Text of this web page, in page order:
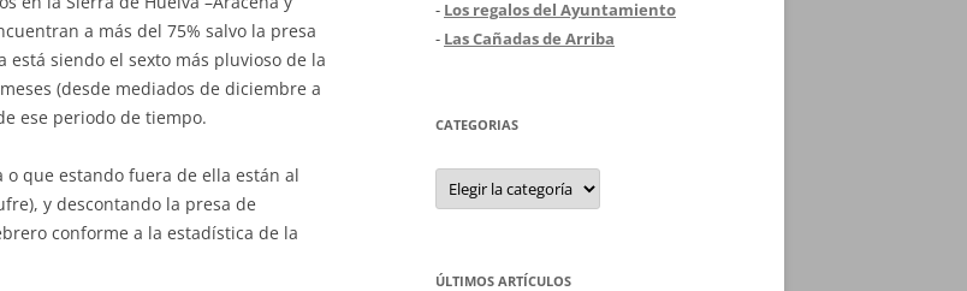
a más del 75% salvo la presa
está siendo el sexto más pluvioso de la
(desde mediados de diciembre a
ese periodo de tiempo.
o que estando fuera de ella están al
y descontando la presa de
conforme a la estadística de la
- Los regalos del Ayuntamiento
- Las Cañadas de Arriba
CATEGORIAS
Categorias
ÚLTIMOS ARTÍCULOS